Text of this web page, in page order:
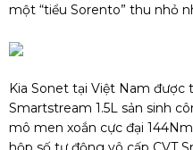
một “tiểu Sorento” thu nhỏ
Kia Sonet tại Việt Nam được
Smartstream 1.5L sản sinh
mô men xoắn cực đại